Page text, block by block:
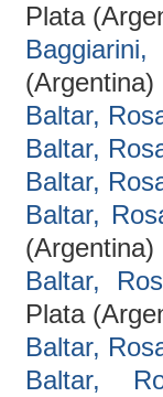
Plata
(Argentina)
Baltar,
Baltar,
Baltar,
Baltar,
(Argentina)
Baltar,
Plata
Baltar,
Baltar,